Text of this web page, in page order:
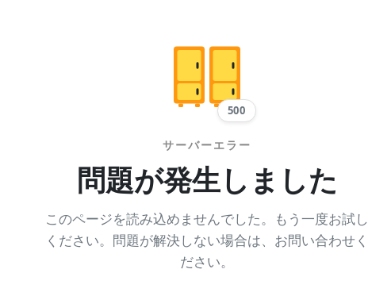
500
サーバーエラー
問題が発生しました
このページを読み込めませんでした。もう一度お試し
ください。問題が解決しない場合は、お問い合わせく
ださい。